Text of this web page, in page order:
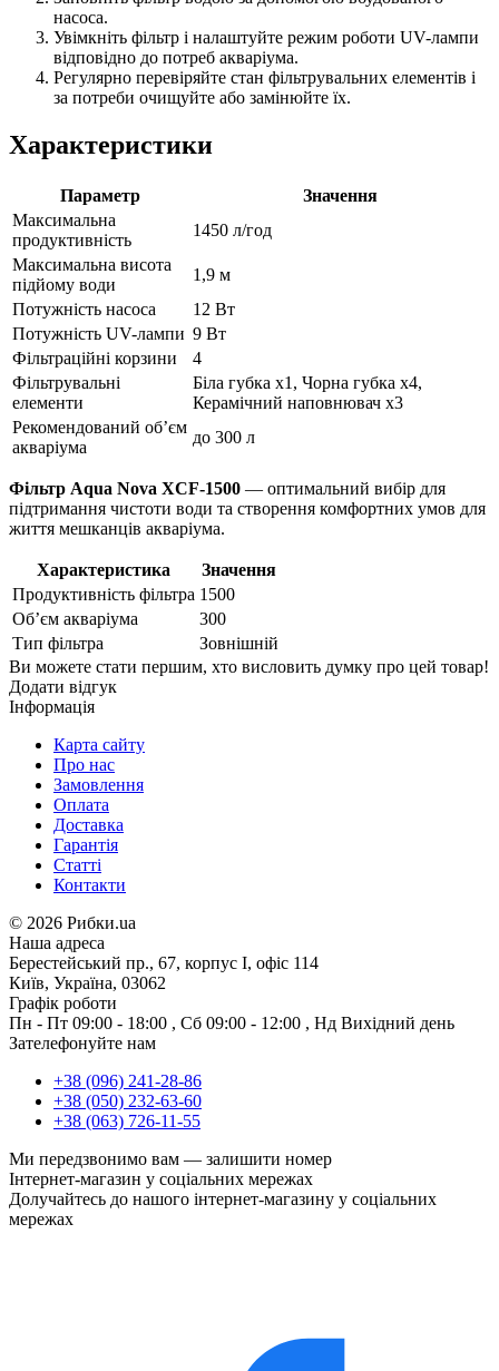
насоса.
Увімкніть фільтр і налаштуйте режим роботи UV-лампи
відповідно до потреб акваріума.
Регулярно перевіряйте стан фільтрувальних елементів і
за потреби очищуйте або замінюйте їх.
Характеристики
Параметр
Значення
Максимальна
продуктивність
1450 л/год
Максимальна висота
підйому води
1,9 м
Потужність насоса
12 Вт
Потужність UV-лампи 9 Вт
Фільтраційні корзини
4
Фільтрувальні
елементи
Біла губка x1, Чорна губка x4,
Керамічний наповнювач x3
Рекомендований об’єм
акваріума
до 300 л
Фільтр Aqua Nova XCF-1500 — оптимальний вибір для
підтримання чистоти води та створення комфортних умов для
життя мешканців акваріума.
Характеристика
Значення
Продуктивність фільтра 1500
Об’єм акваріума
300
Тип фільтра
Зовнішній
Ви можете стати першим, хто висловить думку про цей товар!
Додати відгук
Інформація
Карта сайту
Про нас
Замовлення
Оплата
Доставка
Гарантія
Статті
Контакти
© 2026 Рибки.ua
Наша адреса
Берестейський пр., 67, корпус І, офіс 114
Київ, Україна, 03062
Графік роботи
Пн - Пт 09:00 - 18:00 , Сб 09:00 - 12:00 , Нд Вихідний день
Зателефонуйте нам
+38 (096) 241-28-86
+38 (050) 232-63-60
+38 (063) 726-11-55
Ми передзвонимо вам — залишити номер
Інтернет-магазин у соціальних мережах
Долучайтесь до нашого інтернет-магазину у соціальних
мережах